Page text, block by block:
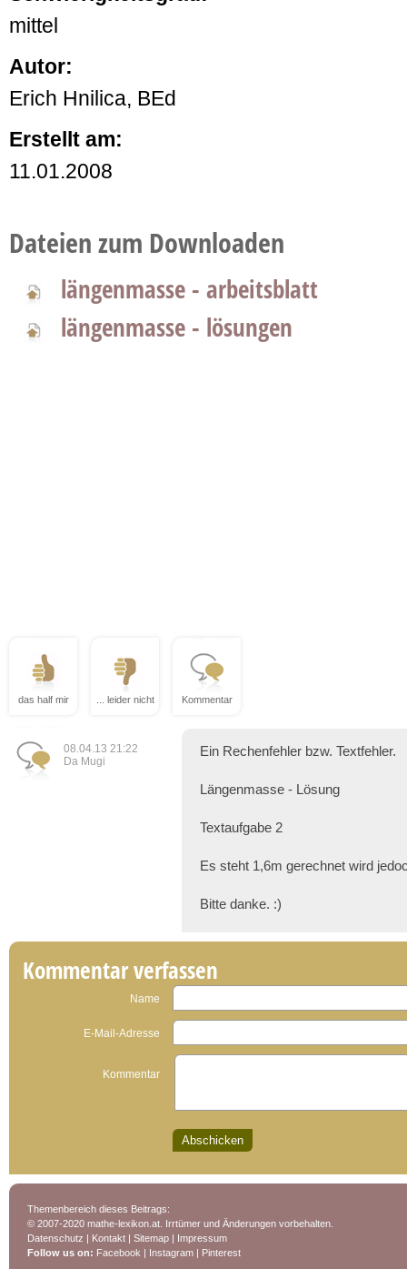
mittel
Autor:
Erich Hnilica, BEd
Erstellt am:
11.01.2008
Dateien zum Downloaden
längenmasse - arbeitsblatt
längenmasse - lösungen
das half mir ... leider nicht Kommentar
08.04.13 21:22
Da Mugi
Ein Rechenfehler bzw. Textfehler.
Längenmasse - Lösung
Textaufgabe 2
Es steht 1,6m gerechnet wird
Bitte danke. :)
Kommentar verfassen
Name
E-Mail-Adresse
Kommentar
Themenbereich dieses Beitrags:
© 2007-2020 mathe-lexikon.at. Irrtümer und Änderungen vorbehalten.
Datenschutz | Kontakt | Sitemap | Impressum
Follow us on: Facebook | Instagram | Pinterest